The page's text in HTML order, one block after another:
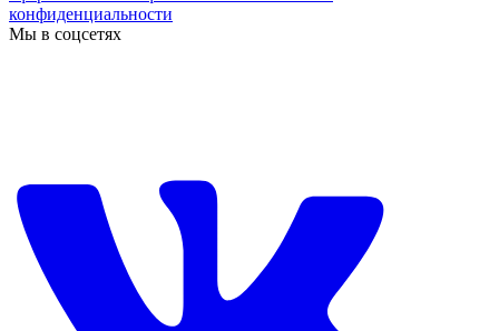
конфиденциальности
Мы в соцсетях